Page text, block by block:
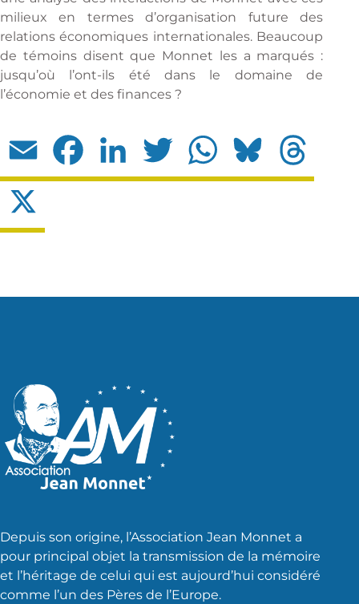
milieux en termes d’organisation future des
relations économiques internationales. Beaucoup
de témoins disent que Monnet les a marqués :
jusqu’où l’ont-ils été dans le domaine de
l’économie et des finances ?
Email Facebook LinkedIn Twitter WhatsApp Bluesky
Depuis son origine, l’Association Jean Monnet a
pour principal objet la transmission de la mémoire
et l’héritage de celui qui est aujourd’hui considéré
comme l’un des Pères de l’Europe.